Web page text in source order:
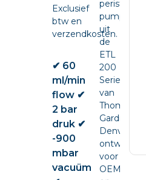
Exclusief
btw en
verzendkosten.
✔ 60
ml/min
flow ✔
2 bar
druk ✔
-900
mbar
vacuüm
peristaltic
pump
uit
de
ETL
200
Series
van
Thomas
Gardner
Denver,
ontwikkeld
voor
OEM-